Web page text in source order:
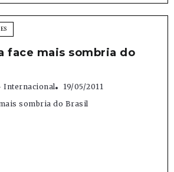
face mais sombria do
Internacional
19/05/2011
sombria do Brasil